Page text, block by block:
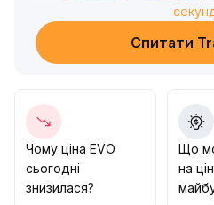
ентузіазм учасників все
Рекомендації до
межу діапазону як
пробиття підтримки —
лосс і жорстко
Загальна стратегія
оптимістичною та
Спитати
Чому ціна EVO
сьогодні
знизилася?
Що
на